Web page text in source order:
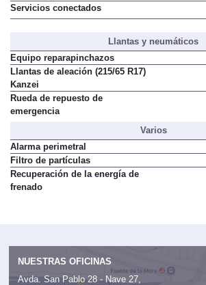
Servicios conectados
Llantas y neumáticos
Equipo reparapinchazos
Llantas de aleación (215/65 R17)
Kanzei
Rueda de repuesto de
emergencia
Varios
Alarma perimetral
Filtro de partículas
Recuperación de la energía de
frenado
NUESTRAS OFICINAS
Avda. San Pablo 28 - Nave 27,